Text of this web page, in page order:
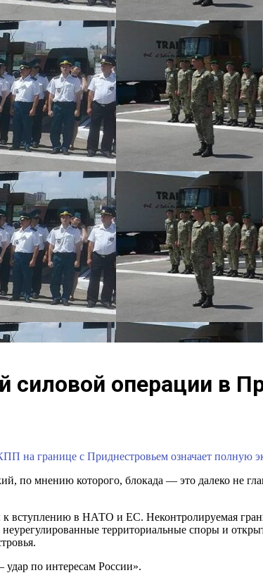
силовой операции в
на границе с Приднестровьем означает полную
по мнению которого, блокада — это далеко не
вступлению в НАТО и ЕС. Неконтролируемая
территориальные споры и
по интересам России».